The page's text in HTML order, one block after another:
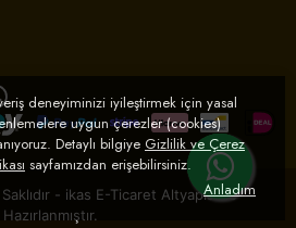
deneyiminizi iyileştirmek için yasal
uygun çerezler (cookies)
Detaylı bilgiye Gizlilik ve Çerez
sayfamızdan erişebilirsiniz.
Anladım
- ikas E-Ticaret Altyapısı ile
Hazırlanmıştır.